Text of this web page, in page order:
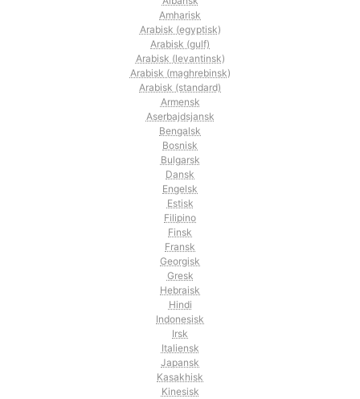
Amharisk
Arabisk (egyptisk)
Arabisk (gulf)
Arabisk (levantinsk)
Arabisk (maghrebinsk)
Arabisk (standard)
Armensk
Aserbajdsjansk
Bengalsk
Bosnisk
Bulgarsk
Dansk
Engelsk
Estisk
Filipino
Finsk
Fransk
Georgisk
Gresk
Hebraisk
Hindi
Indonesisk
Irsk
Italiensk
Japansk
Kasakhisk
Kinesisk